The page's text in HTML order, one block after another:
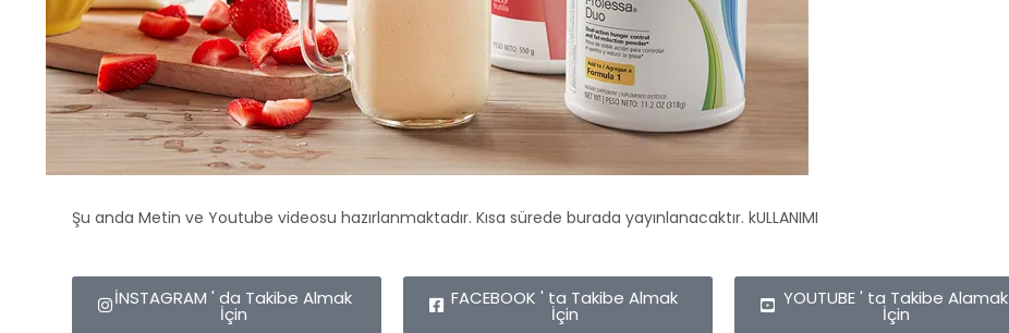
Şu anda Metin ve Youtube videosu hazırlanmaktadır. Kısa sürede burada yayınlanacaktır. kULLANIMI
İNSTAGRAM ' da Takibe Almak
İçin
FACEBOOK ' ta Takibe Almak
İçin
YOUTUBE ' ta Takibe Alamak
İçin